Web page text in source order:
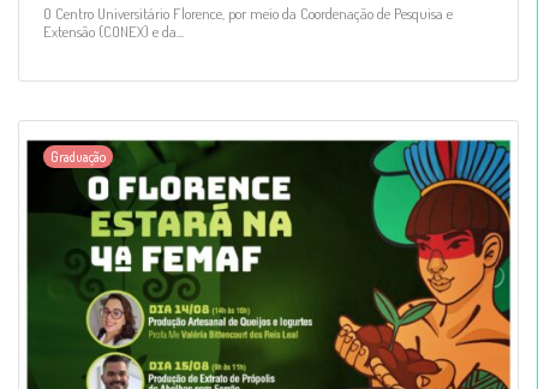
O Centro Universitário Florence, por meio da Coordenação de Pesquisa e
Extensão (CONEX) e da...
Graduação